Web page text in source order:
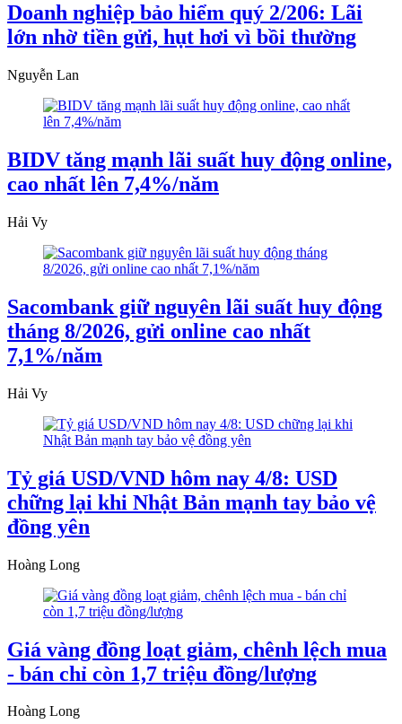
Doanh nghiệp bảo hiểm quý 2/206: Lãi
lớn nhờ tiền gửi, hụt hơi vì bồi thường
Nguyễn Lan
BIDV tăng mạnh lãi suất huy động online,
cao nhất lên 7,4%/năm
Hải Vy
Sacombank giữ nguyên lãi suất huy động
tháng 8/2026, gửi online cao nhất
7,1%/năm
Hải Vy
Tỷ giá USD/VND hôm nay 4/8: USD
chững lại khi Nhật Bản mạnh tay bảo vệ
đồng yên
Hoàng Long
Giá vàng đồng loạt giảm, chênh lệch mua
- bán chỉ còn 1,7 triệu đồng/lượng
Hoàng Long